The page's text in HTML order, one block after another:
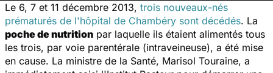
Le 6, 7 et 11 décembre 2013, trois nouveaux-nés
prématurés de l'hôpital de Chambéry sont décédés. La
poche de nutrition par laquelle ils étaient alimentés tous
les trois, par voie parentérale (intraveineuse), a été mise
en cause. La ministre de la Santé, Marisol Touraine, a